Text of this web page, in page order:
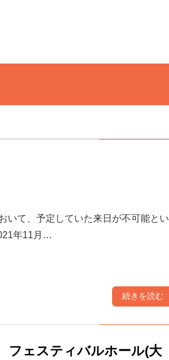
いて、予定していた来日が不可能とい
年11月…
続きを読む
フェスティバルホール(大